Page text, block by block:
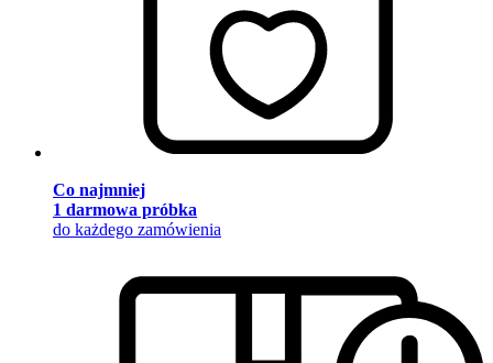
Co najmniej
1 darmowa próbka
do każdego zamówienia